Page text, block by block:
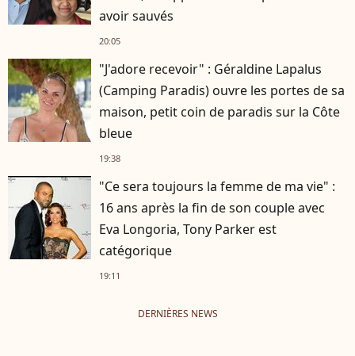
avoir sauvés
20:05
"J'adore recevoir" : Géraldine Lapalus
(Camping Paradis) ouvre les portes de sa
maison, petit coin de paradis sur la Côte
bleue
19:38
"Ce sera toujours la femme de ma vie" :
16 ans après la fin de son couple avec
Eva Longoria, Tony Parker est
catégorique
19:11
DERNIÈRES NEWS